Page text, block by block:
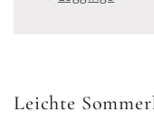
Leichte